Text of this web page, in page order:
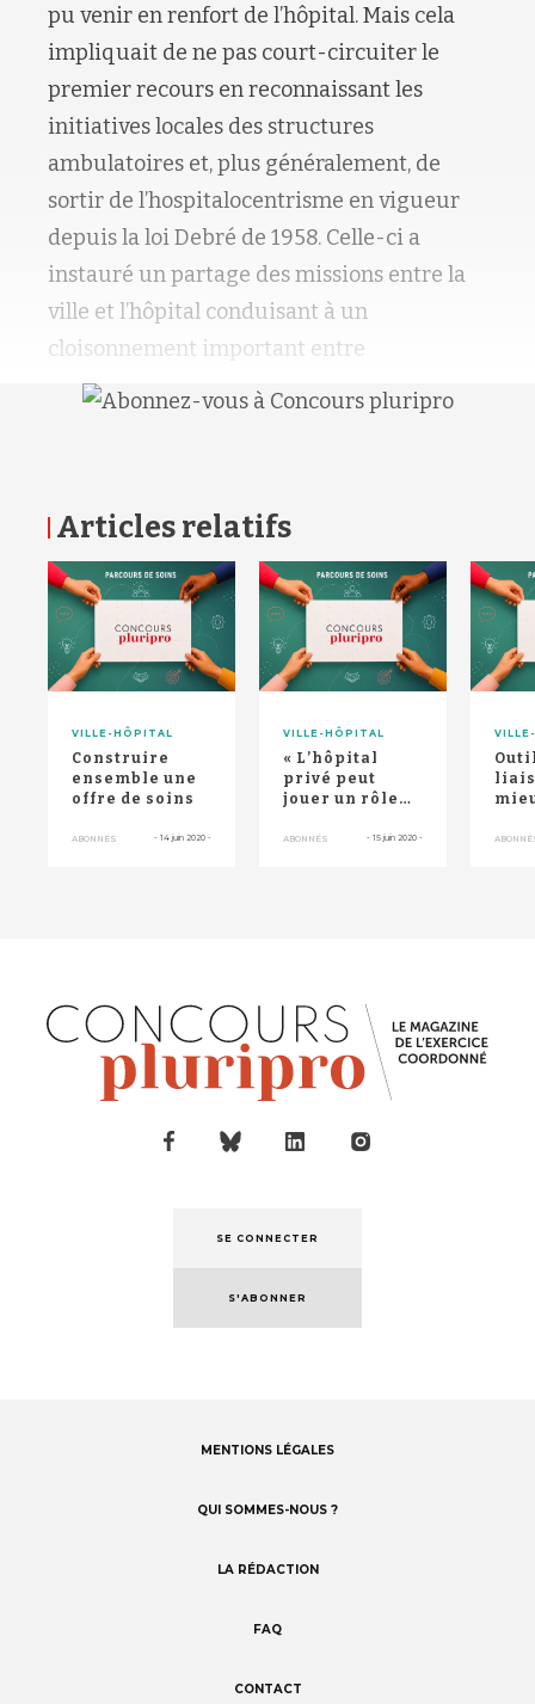
pu venir en renfort de l’hôpital. Mais cela
impliquait de ne pas court-circuiter le
premier recours en reconnaissant les
initiatives locales des structures
ambulatoires et, plus généralement, de
sortir de l’hospitalocentrisme en vigueur
depuis la loi Debré de 1958. Celle-ci a
instauré un partage des missions entre la
ville et l’hôpital conduisant à un
cloisonnement important entre
Articles relatifs
VILLE-HÔPITAL
Construire
ensemble une
offre de soins
ABONNÉS - 14 juin 2020 -
VILLE-HÔPITAL
« L’hôpital
privé peut
jouer un rôle
recours à
ABONNÉS - 15 juin 2020 -
RETOUR HAUT DE PAGE
SE CONNECTER
S'ABONNER
MENTIONS LÉGALES
QUI SOMMES-NOUS ?
LA RÉDACTION
FAQ
CONTACT